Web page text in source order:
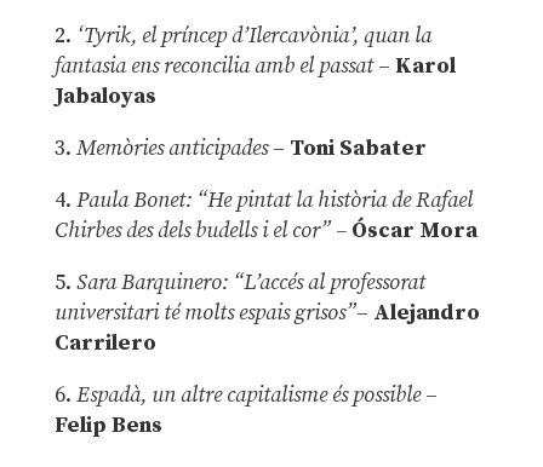
2. ‘Tyrik, el príncep d’Ilercavònia’, quan la
fantasia ens reconcilia amb el passat– Karol
Jabaloyas
3. Memòries anticipades– Toni Sabater
4. Paula Bonet: “He pintat la història de Rafael
Chirbes des dels budells i el cor” –Óscar Mora
5. Sara Barquinero: “L’accés al professorat
universitari té molts espais grisos”– Alejandro
Carrilero
6. Espadà, un altre capitalisme és possible –
Felip Bens